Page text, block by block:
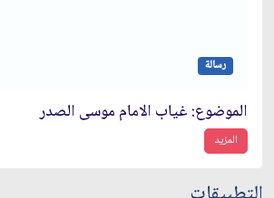
رسالة
الموضوع: غياب الامام موسى الصدر
المزيد